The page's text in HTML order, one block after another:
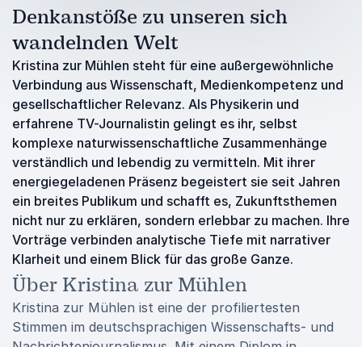
Denkanstöße zu unseren sich
wandelnden Welt
Kristina zur Mühlen steht für eine außergewöhnliche
Verbindung aus Wissenschaft, Medienkompetenz und
gesellschaftlicher Relevanz. Als Physikerin und
erfahrene TV-Journalistin gelingt es ihr, selbst
komplexe naturwissenschaftliche Zusammenhänge
verständlich und lebendig zu vermitteln. Mit ihrer
energiegeladenen Präsenz begeistert sie seit Jahren
ein breites Publikum und schafft es, Zukunftsthemen
nicht nur zu erklären, sondern erlebbar zu machen. Ihre
Vorträge verbinden analytische Tiefe mit narrativer
Klarheit und einem Blick für das große Ganze.
Über Kristina zur Mühlen
Kristina zur Mühlen ist eine der profiliertesten
Stimmen im deutschsprachigen Wissenschafts- und